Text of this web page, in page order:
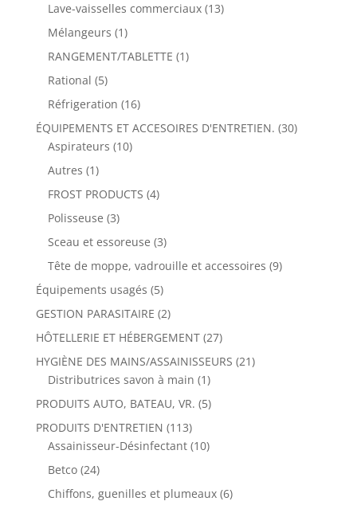
Lave-vaisselles commerciaux (13)
Mélangeurs (1)
RANGEMENT/TABLETTE (1)
Rational (5)
Réfrigeration (16)
ÉQUIPEMENTS ET ACCESOIRES D'ENTRETIEN. (30)
Aspirateurs (10)
Autres (1)
FROST PRODUCTS (4)
Polisseuse (3)
Sceau et essoreuse (3)
Tête de moppe, vadrouille et accessoires (9)
Équipements usagés (5)
GESTION PARASITAIRE (2)
HÔTELLERIE ET HÉBERGEMENT (27)
HYGIÈNE DES MAINS/ASSAINISSEURS (21)
Distributrices savon à main (1)
PRODUITS AUTO, BATEAU, VR. (5)
PRODUITS D'ENTRETIEN (113)
Assainisseur-Désinfectant (10)
Betco (24)
Chiffons, guenilles et plumeaux (6)